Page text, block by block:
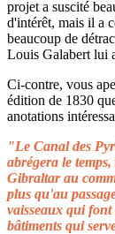
projet a suscité
d'intérêt, mais il a
beaucoup de
Louis Galabert lui
Ci-contre, vous
édition de 1830
anotations
"Le Canal des
abrégera le
Gibraltar au
plus qu'au
vaisseaux qui font
bâtiments qui